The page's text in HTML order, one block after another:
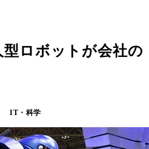
型ロボットが会社の
IT・科学